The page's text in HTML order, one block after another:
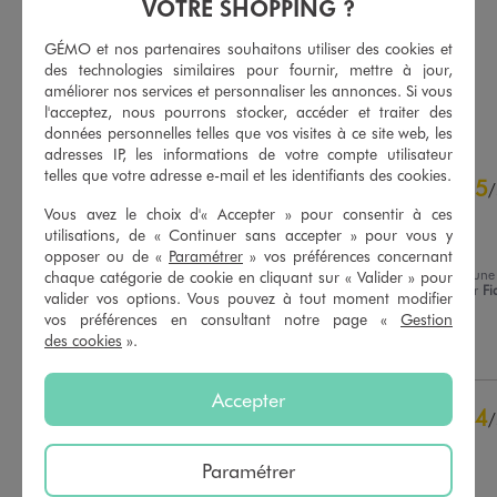
12,99 €
5/5 de moyenne
(53 avis)
AJOUTERAU PANIER
14,99 €
5/5 de moyenne
(15 avis)
AJOUTERAU PANIER
4.7/5
Basé sur6 avis soumis à un
contrôle
Voir tous les avis sur ce site
5étoiles
4
2
3étoiles
0
2étoiles
0
0
5/
Avis vérifié et récompensé
Confortable
Avis du 10/07/2026 , suite à une
expérience du
27/06/2026 par
N.
4/
VOTRE SHOPPING ?
GÉMO et nos partenaires souhaitons utiliser des cookies et
des technologies similaires pour fournir, mettre à jour,
améliorer nos services et personnaliser les annonces. Si vous
l'acceptez, nous pourrons stocker, accéder et traiter des
données personnelles telles que vos visites à ce site web, les
adresses IP, les informations de votre compte utilisateur
telles que votre adresse e-mail et les identifiants des cookies.
Vous avez le choix d'« Accepter » pour consentir à ces
utilisations, de « Continuer sans accepter » pour vous y
opposer ou de « Paramétrer » vos préférences concernant
chaque catégorie de cookie en cliquant sur « Valider » pour
valider vos options. Vous pouvez à tout moment modifier
vos préférences en consultant notre page « Gestion
des cookies ».
Accepter
Paramétrer